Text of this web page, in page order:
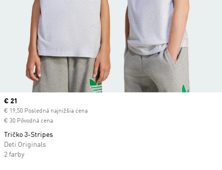
Current price
€ 21
€ 19,50 Posledná najnižšia cena
€ 30 Pôvodná cena
Tričko 3-Stripes
Deti Originals
2 farby